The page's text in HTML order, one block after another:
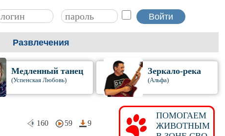
Развлечения
Медленный танец
(Успенская Любовь)
Зеркало-река
(Альфа)
160 59 9
ПОМОГАЕМ
ЖИВОТНЫМ